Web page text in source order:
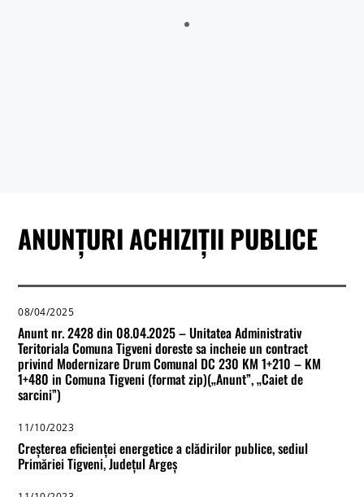
din Judetul Vâlcea , proprietarii sau detinățorii acestora, precum
ANUNȚURI ACHIZIȚII PUBLICE
08/04/2025
Anunt nr. 2428 din 08.04.2025 – Unitatea Administrativ
Teritoriala Comuna Tigveni doreste sa incheie un contract
privind Modernizare Drum Comunal DC 230 KM 1+210 – KM
1+480 in Comuna Tigveni (format zip)(„Anunt”, „Caiet de
sarcini”)
11/10/2023
Creșterea eficienței energetice a clădirilor publice, sediul
Primăriei Tigveni, Județul Argeș